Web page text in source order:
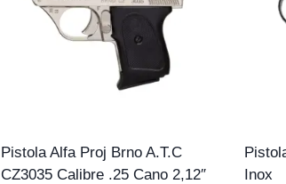
Pistola Alfa Proj Brno A.T.C
CZ3035 Calibre .25 Cano 2,12″
Inox